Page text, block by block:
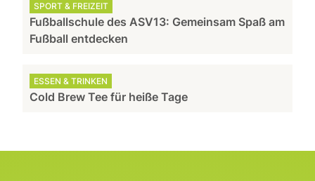
SPORT & FREIZEIT
Fußballschule des ASV13: Gemeinsam Spaß am
Fußball entdecken
ESSEN & TRINKEN
Cold Brew Tee für heiße Tage